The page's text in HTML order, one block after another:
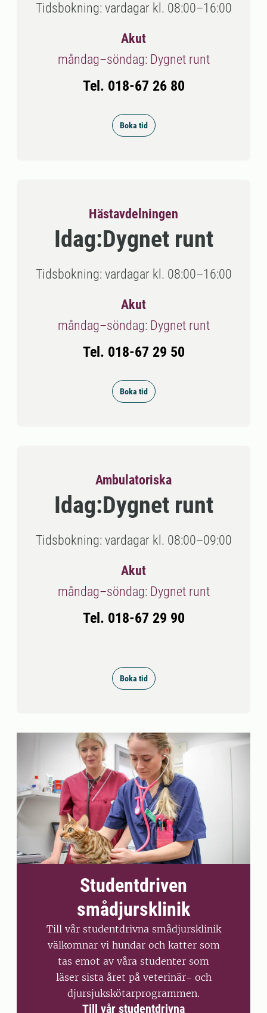
Tidsbokning: vardagar kl. 08:00–16:00
Akut
måndag–söndag: Dygnet runt
Tel. 018-67 26 80
Boka tid
Hästavdelningen
Idag:Dygnet runt
Tidsbokning: vardagar kl. 08:00–16:00
Akut
måndag–söndag: Dygnet runt
Tel. 018-67 29 50
Boka tid
Ambulatoriska
Idag:Dygnet runt
Tidsbokning: vardagar kl. 08:00–09:00
Akut
måndag–söndag: Dygnet runt
Tel. 018-67 29 90
Boka tid
Studentdriven
smådjursklinik
Till vår studentdrivna smådjursklinik
välkomnar vi hundar och katter som
tas emot av våra studenter som
läser sista året på veterinär- och
djursjukskötarprogrammen.
Till vår studentdrivna